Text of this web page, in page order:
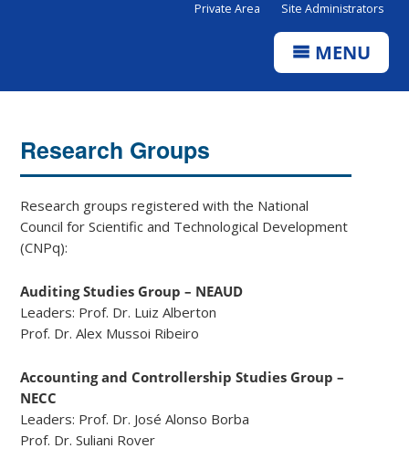
Private Area Site Administrators
MENU
Research Groups
Research groups registered with the National
Council for Scientific and Technological Development
(CNPq):
Auditing Studies Group – NEAUD
Leaders: Prof. Dr. Luiz Alberton
Prof. Dr. Alex Mussoi Ribeiro
Accounting and Controllership Studies Group –
NECC
Leaders: Prof. Dr. José Alonso Borba
Prof. Dr. Suliani Rover